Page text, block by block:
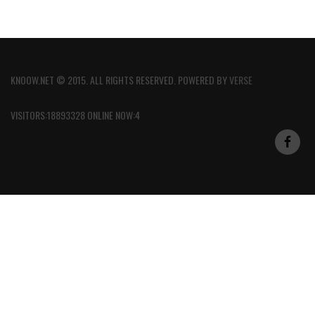
KNOOW.NET © 2015. ALL RIGHTS RESERVED. POWERED BYVERSE
VISITORS:18893328 ONLINE NOW:4